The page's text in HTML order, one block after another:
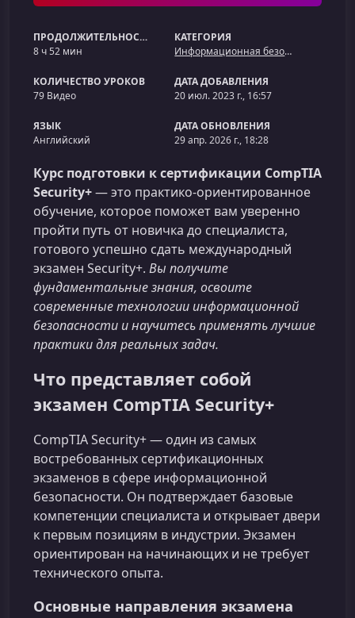
ПРОДОЛЖИТЕЛЬНОСТЬ
8 ч 52 мин
КАТЕГОРИЯ
Информационная безопасность
КОЛИЧЕСТВО УРОКОВ
79 Видео
ДАТА ДОБАВЛЕНИЯ
20 июл. 2023 г., 16:57
ЯЗЫК
Английский
ДАТА ОБНОВЛЕНИЯ
29 апр. 2026 г., 18:28
Курс подготовки к сертификации CompTIA
Security+— это практико‑ориентированное
обучение, которое поможет вам уверенно
пройти путь от новичка до специалиста,
готового успешно сдать международный
экзамен Security+. Вы получите
фундаментальные знания, освоите
современные технологии информационной
безопасности и научитесь применять лучшие
практики для реальных задач.
Что представляет собой
экзамен CompTIA Security+
CompTIA Security+ — один из самых
востребованных сертификационных
экзаменов в сфере информационной
безопасности. Он подтверждает базовые
компетенции специалиста и открывает двери
к первым позициям в индустрии. Экзамен
ориентирован на начинающих и не требует
технического опыта.
Основные направления экзамена